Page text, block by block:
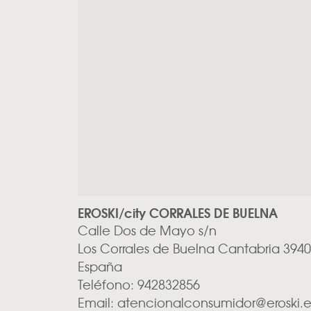
EROSKI/city CORRALES DE BUELNA
Calle Dos de Mayo s/n
Los Corrales de Buelna Cantabria
España
Teléfono: 942832856
Email: